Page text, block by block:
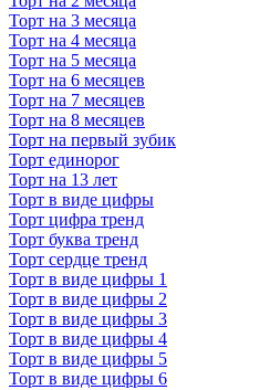
Торт на 3 месяца
Торт на 4 месяца
Торт на 5 месяца
Торт на 6 месяцев
Торт на 7 месяцев
Торт на 8 месяцев
Торт на первый зубик
Торт единорог
Торт на 13 лет
Торт в виде цифры
Торт цифра тренд
Торт буква тренд
Торт сердце тренд
Торт в виде цифры 1
Торт в виде цифры 2
Торт в виде цифры 3
Торт в виде цифры 4
Торт в виде цифры 5
Торт в виде цифры 6